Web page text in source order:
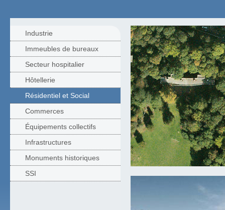
Industrie
Immeubles de bureaux
Secteur hospitalier
Hôtellerie
Résidentiel et Social
Commerces
Équipements collectifs
Infrastructures
Monuments historiques
SSI